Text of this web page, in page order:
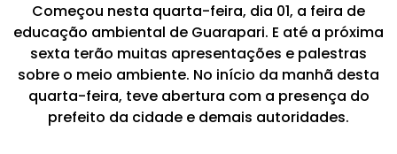
Começou nesta quarta-feira, dia 01, a feira de
educação ambiental de Guarapari. E até a próxima
sexta terão muitas apresentações e palestras
sobre o meio ambiente. No início da manhã desta
quarta-feira, teve abertura com a presença do
prefeito da cidade e demais autoridades.